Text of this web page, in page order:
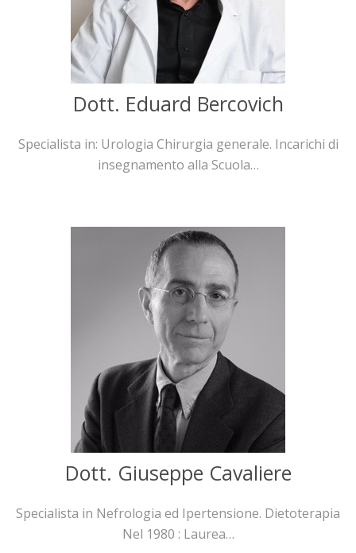
Dott. Eduard Bercovich
Specialista in: Urologia Chirurgia generale. Incarichi di
insegnamento alla Scuola…
Dott. Giuseppe Cavaliere
Specialista in Nefrologia ed Ipertensione. Dietoterapia
Nel 1980 : Laurea…